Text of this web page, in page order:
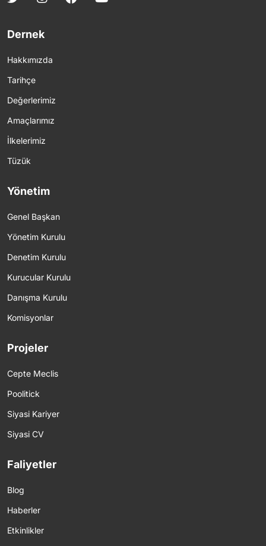
Dernek
Hakkımızda
Tarihçe
Değerlerimiz
Amaçlarımız
İlkelerimiz
Tüzük
Yönetim
Genel Başkan
Yönetim Kurulu
Denetim Kurulu
Kurucular Kurulu
Danışma Kurulu
Komisyonlar
Projeler
Cepte Meclis
Poolitick
Siyasi Kariyer
Siyasi CV
Faliyetler
Blog
Haberler
Etkinlikler